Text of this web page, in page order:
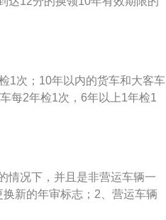
条件，且免检期内没发生过引
驶人的身份证明和驾照。驾
12分的，到时候就可以换领1
后，假如在10年有效期限内，
以换领长久有效的驾照了。长
必须每一年检验，并提交体检
1次；10年以内的货车和大客车
每2年检1次，6年以上1年检1
前那样每年都要去车管所排队
是需要每2年申请一次车辆检
，但是要付邮寄费的，也可以
。情况下，并且是非营运车辆一
新的年审标志；2、营运车辆
有效期内的交强险保单、车主